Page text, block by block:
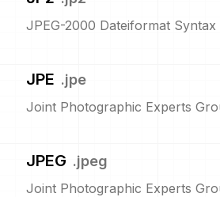
JPEG-2000 Dateiformat Syntax
JPE .jpe
Joint Photographic Experts
JPEG .jpeg
Joint Photographic Experts